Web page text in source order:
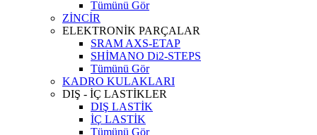
Tümünü Gör
ZİNCİR
ELEKTRONİK PARÇALAR
SRAM AXS-ETAP
SHİMANO Di2-STEPS
Tümünü Gör
KADRO KULAKLARI
DIŞ - İÇ LASTİKLER
DIŞ LASTİK
İÇ LASTİK
Tümünü Gör